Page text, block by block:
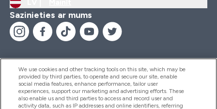
Sazinieties ar mums
Palīdzība Un Informācija
We use cookies and other tracking tools on this site, which may be
provided by third parties, to operate and secure our site, enable
social media features, enhance performance, tailor user
experiences, support our marketing and advertising efforts. These
also enable us and third parties to access and record user and
activity data, such as IP addresses and online identifiers, referring